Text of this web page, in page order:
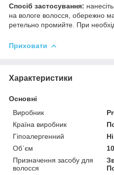
Спосіб застосування:
на вологе волосся, обережно
ретельно промийте. При
Приховати
Характеристики
Основні
Виробник
Країна виробник
Гіпоалергенний
Ні
Об`єм
Призначення засобу для
волосся